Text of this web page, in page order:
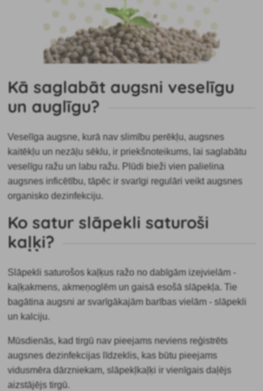
Kā saglabāt augsni veselīgu
un auglīgu?
Veselīga augsne, kurā nav slimību perēkļu, augsnes
kaitēkļu un nezāļu sēklu, ir priekšnoteikums, lai saglabātu
veselīgu ražu un labu ražu. Plūdi bieži vien palielina
augsnes inficētību, tāpēc ir svarīgi regulāri veikt augsnes
organisko dezinfekciju.
Ko satur slāpekli saturoši
kaļķi?
Slāpekli saturošos kaļķus ražo no dabīgām izejvielām -
kaļķakmens, akmeņoglēm un gaisā esošā slāpekļa. Tie
bagātina augsni ar svarīgākajām barības vielām - slāpekli
un kalciju.
Mūsdienās, kad tirgū nav pieejams neviens reģistrēts
augsnes dezinfekcijas līdzeklis, kas būtu pieejams
vidusmēra dārzniekam, slāpekļkaļķi ir vienīgais daļējs
aizstājējs tirgū.